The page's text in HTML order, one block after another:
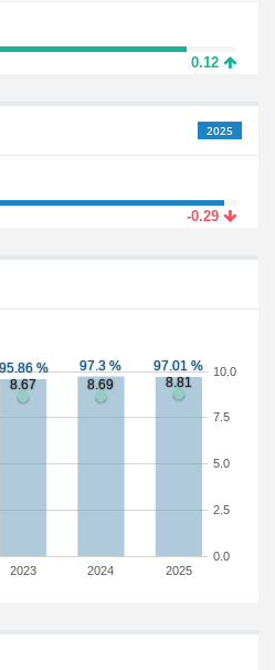
0.12
2025
-0.29
2023 2024 2025
0.0
2.5
5.0
7.5
10.0